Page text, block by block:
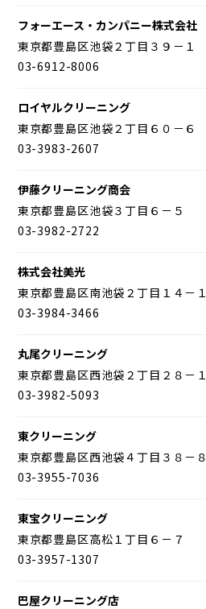
フォーエース・カンパニー株式会社
東京都豊島区池袋２丁目３９－１
03-6912-8006
ロイヤルクリーニング
東京都豊島区池袋２丁目６０－６
03-3983-2607
伊藤クリーニング商会
東京都豊島区池袋３丁目６－５
03-3982-2722
株式会社美光
東京都豊島区南池袋２丁目１４－１
03-3984-3466
丸尾クリーニング
東京都豊島区西池袋２丁目２８－１
03-3982-5093
東クリーニング
東京都豊島区西池袋４丁目３８－８
03-3955-7036
東宝クリーニング
東京都豊島区高松１丁目６－７
03-3957-1307
巴屋クリーニング店